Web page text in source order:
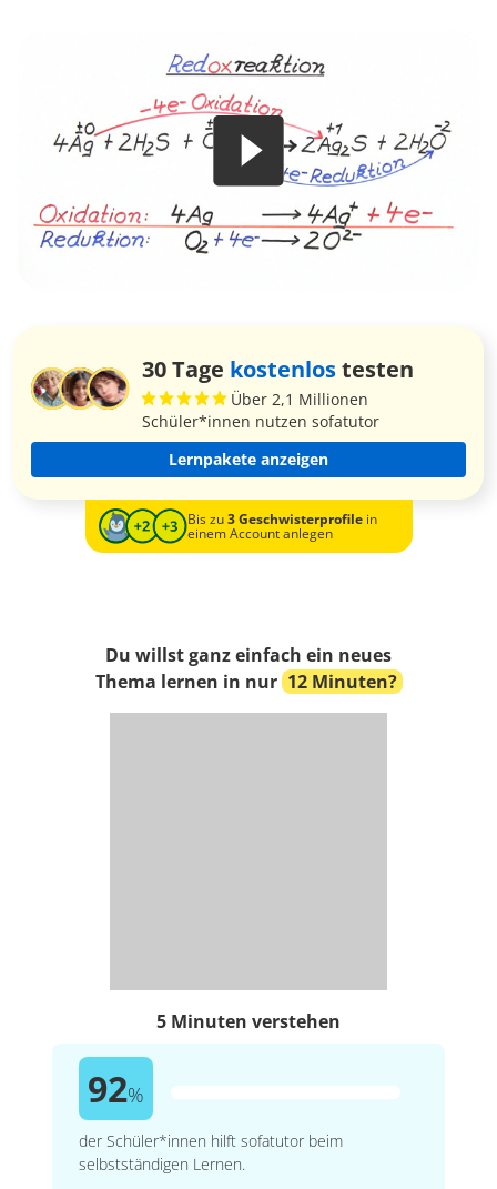
30 Tage kostenlostesten
Über 2,1 Millionen
Schüler*innen nutzen sofatutor
Lernpakete anzeigen
Bis zu3 Geschwisterprofilein
einem Account anlegen
Du willst ganz einfach ein neues
Thema lernen in nur 12 Minuten?
5 Minuten verstehen
92%
der Schüler*innen hilft sofatutor beim
selbstständigen Lernen.